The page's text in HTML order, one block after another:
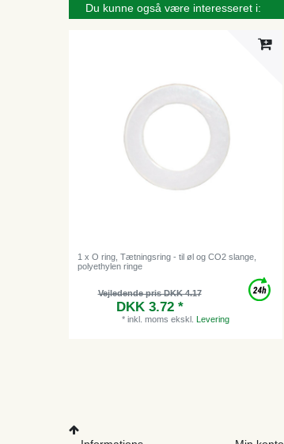
Du kunne også være interesseret i:
1 x O ring, Tætningsring - til øl og CO2 slange,
polyethylen ringe
Vejledende pris DKK 4.17
DKK 3.72 *
* inkl. moms ekskl. Levering